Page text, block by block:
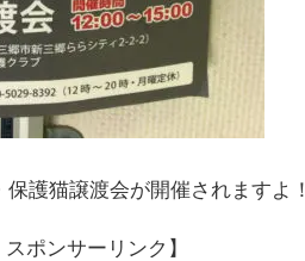
護猫譲渡会が開催されますよ！
スポンサーリンク】